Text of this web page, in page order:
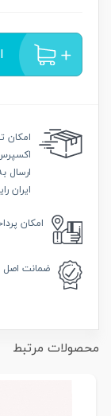
امکان
ارسال
ایران
امکان
ضمانت اصل
محصولات مرتبط